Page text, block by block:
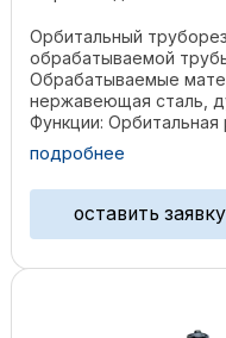
Орбитальный
обрабатываемой
Обрабатываемые
нержавеющая сталь,
Функции: Орбитальная
торцевание, ...
подробнее
оставить заявку